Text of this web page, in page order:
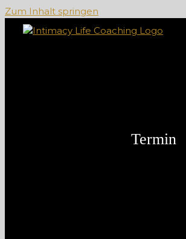
Zum Inhalt springen
Termin